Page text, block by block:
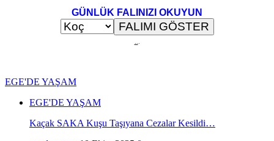
GÜNLÜK FALINIZI OKUYUN
...
EGE'DE YAŞAM
EGE'DE YAŞAM
Kaçak SAKA Kuşu Taşıyana Cezalar Kesildi…